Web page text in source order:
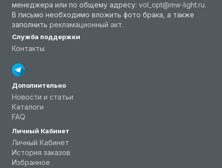
менеджера или по общему адресу: vol_opt@mw-light.ru.
В письмо необходимо вложить фото брака, а также
заполнить рекламационный акт.
Служба поддержки
Контакты
Дополнительно
Новости и статьи
Каталоги
FAQ
Личный Кабинет
Личный Кабинет
История заказов
Избранное